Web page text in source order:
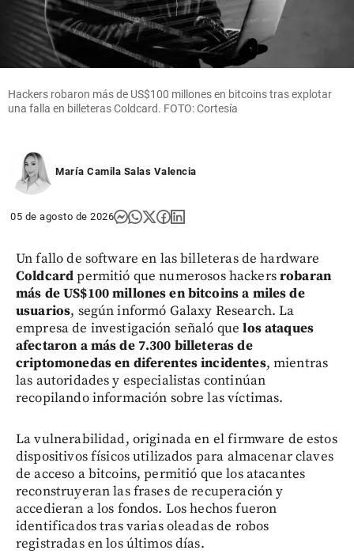
Hackers robaron más de US$100 millones en bitcoins tras explotar
una falla en billeteras Coldcard. FOTO: Cortesía
María Camila Salas Valencia
05 de agosto de 2026
Un fallo de software en las billeteras de hardware
Coldcardpermitió que numerosos hackersrobaran
más de US$100 millones en bitcoins a miles de
usuarios, según informó Galaxy Research. La
empresa de investigación señaló que los ataques
afectaron a más de 7.300 billeteras de
criptomonedas en diferentes incidentes, mientras
las autoridades y especialistas continúan
recopilando información sobre las víctimas.
La vulnerabilidad, originada en el firmware de estos
dispositivos físicos utilizados para almacenar claves
de acceso a bitcoins, permitió que los atacantes
reconstruyeran las frases de recuperación y
accedieran a los fondos. Los hechos fueron
identificados tras varias oleadas de robos
registradas en los últimos días.